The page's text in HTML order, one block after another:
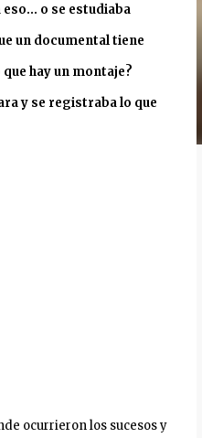
o se estudiaba
un documental tiene
hay un montaje?
y se registraba lo que
ocurrieron los sucesos y